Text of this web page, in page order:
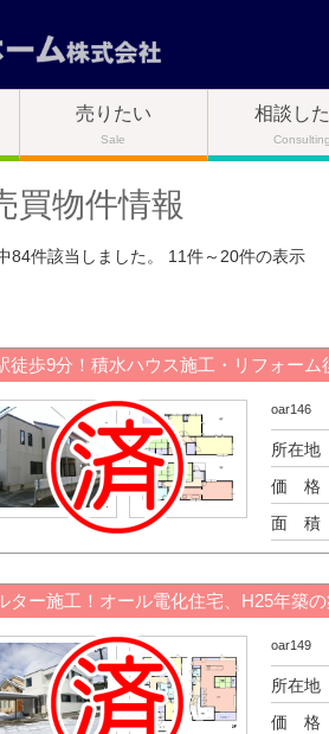
売りたい
Sale
相談し
Consulting
買物件情報
84件該当しました。 11件～20件の表示
徒歩9分！積水ハウス施工・リフォーム
oar146
所在地
価 格
面 積
ター施工！オール電化住宅、H25年築
oar149
所在地
価 格